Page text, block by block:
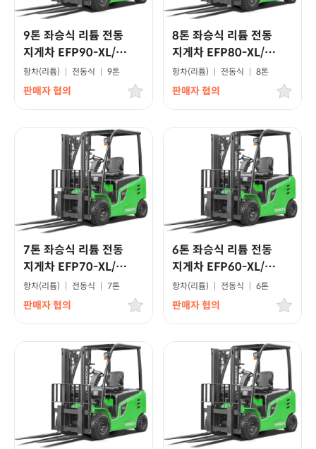
9톤 좌승식 리튬 전동
지게차 EFP90-XL/
고급형모델
항차(리튬) | 전동식 | 9톤
판매자 협의
8톤 좌승식 리튬 전동
지게차 EFP80-XL/
고급형모델
항차(리튬) | 전동식 | 8톤
판매자 협의
7톤 좌승식 리튬 전동
지게차 EFP70-XL/
고급형모델
항차(리튬) | 전동식 | 7톤
판매자 협의
6톤 좌승식 리튬 전동
지게차 EFP60-XL/
고급형모델
항차(리튬) | 전동식 | 6톤
판매자 협의